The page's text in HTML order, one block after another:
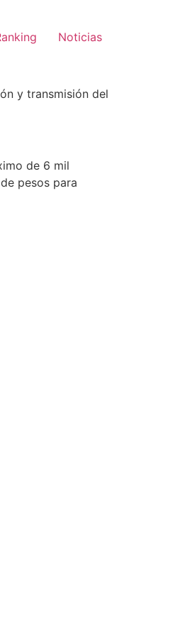
Noticias
y transmisión del
de 6 mil
pesos para